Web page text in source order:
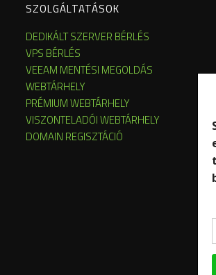
SZOLGÁLTATÁSOK
DEDIKÁLT SZERVER BÉRLÉS
VPS BÉRLÉS
VEEAM MENTÉSI MEGOLDÁS
WEBTÁRHELY
PRÉMIUM WEBTÁRHELY
VISZONTELADÓI WEBTÁRHELY
DOMAIN REGISZTÁCIÓ